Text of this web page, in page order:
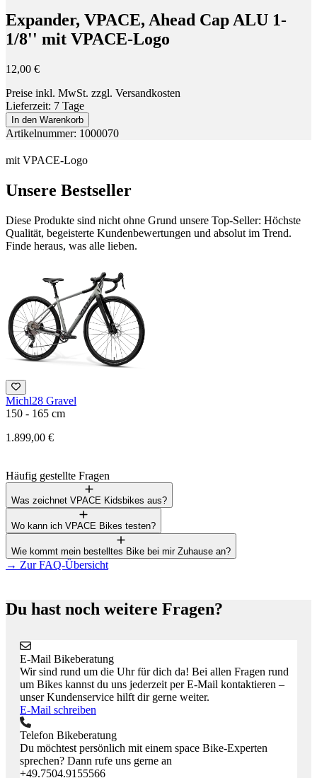
Expander, VPACE, Ahead Cap ALU 1-
1/8'' mit VPACE-Logo
12,00 €
Preise inkl. MwSt. zzgl. Versandkosten
Lieferzeit: 7 Tage
In den Warenkorb
Artikelnummer: 1000070
mit VPACE-Logo
Unsere Bestseller
Diese Produkte sind nicht ohne Grund unsere Top-Seller: Höchste
Qualität, begeisterte Kundenbewertungen und absolut im Trend.
Finde heraus, was alle lieben.
Michl28 Gravel
150 - 165 cm
1.899,00 €
Häufig gestellte Fragen
Was zeichnet VPACE Kidsbikes aus?
Wo kann ich VPACE Bikes testen?
Wie kommt mein bestelltes Bike bei mir Zuhause an?
→ Zur FAQ-Übersicht
Du hast noch weitere Fragen?
E-Mail Bikeberatung
Wir sind rund um die Uhr für dich da! Bei allen Fragen rund
um Bikes kannst du uns jederzeit per E-Mail kontaktieren –
unser Kundenservice hilft dir gerne weiter.
E-Mail schreiben
Telefon Bikeberatung
Du möchtest persönlich mit einem space Bike-Experten
sprechen? Dann rufe uns gerne an
+49.7504.9155566